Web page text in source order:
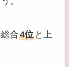
合4位 と上